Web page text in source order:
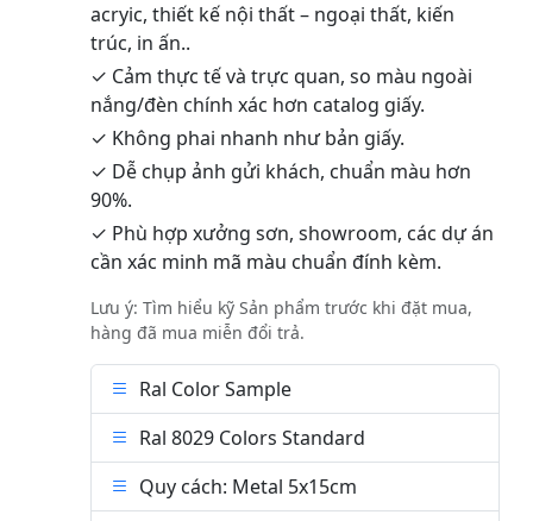
acryic, thiết kế nội thất – ngoại thất, kiến
trúc, in ấn..
✓ Cảm thực tế và trực quan, so màu ngoài
nắng/đèn chính xác hơn catalog giấy.
✓ Không phai nhanh như bản giấy.
✓ Dễ chụp ảnh gửi khách, chuẩn màu hơn
90%.
✓ Phù hợp xưởng sơn, showroom, các dự án
cần xác minh mã màu chuẩn đính kèm.
Lưu ý: Tìm hiểu kỹ Sản phẩm trước khi đặt mua,
hàng đã mua miễn đổi trả.
Ral Color Sample
Ral 8029 Colors Standard
Quy cách: Metal 5x15cm